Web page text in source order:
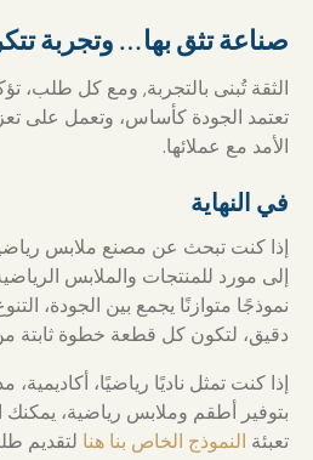
صناعة تثق بها… وتجربة
تعتمد الجودة كأساس، وتعمل على
الأمد مع عملائها.
في النهاية
إذا كنت تبحث عن مصنع ملابس
إلى مورد للمنتجات والملابس
نموذجًا متوازنًا يجمع بين الجودة،
دقيق، لتكون كل قطعة خطوة ثابتة
إذا كنت تمثل ناديًا رياضيًا،
بتوفير أطقم وملابس رياضية،
تعبئة النموذج الخاص بنا هنا لتقديم